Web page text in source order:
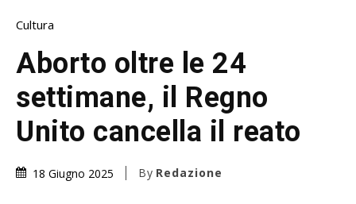
Cultura
Aborto oltre le 24
settimane, il Regno
Unito cancella il reato
18 Giugno 2025 By Redazione